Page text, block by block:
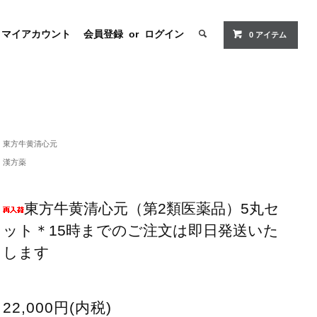
マイアカウント 会員登録 or ログイン 0 アイテム
東方牛黄清心元
漢方薬
東方牛黄清心元（第2類医薬品）5丸セ
ット＊15時までのご注文は即日発送いた
します
22,000円(内税)